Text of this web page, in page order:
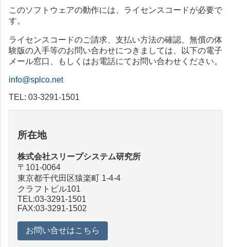
このソフトウェアの動作には、ライセンスコードが必要で
す。
ライセンスコードのご請求、支払い方法の確認、無償の体
験版の入手等のお問い合わせにつきましては、以下の電子
メール窓口、もしくはお電話にてお問い合わせください。
info@splco.net
TEL: 03-3291-1501
所在地
株式会社スリープシステム研究所
〒101-0064
東京都千代田区猿楽町 1-4-4
クラフトビル101
TEL:03-3291-1501
FAX:03-3291-1502
お問い合せはこちら